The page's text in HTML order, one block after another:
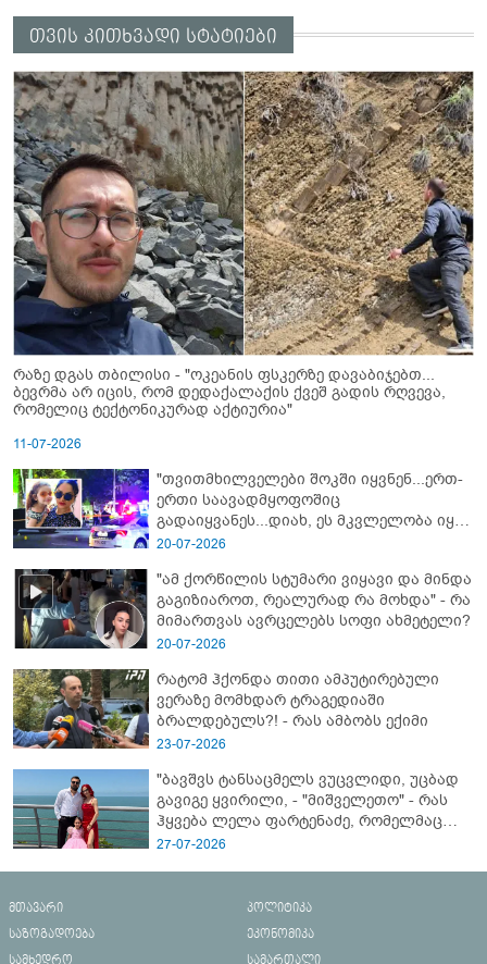
თვის კითხვადი სტატიები
რაზე დგას თბილისი - "ოკეანის ფსკერზე დავაბიჯებთ...
ბევრმა არ იცის, რომ დედაქალაქის ქვეშ გადის რღვევა,
რომელიც ტექტონიკურად აქტიურია"
11-07-2026
"თვითმხილველები შოკში იყვნენ...ერთ-
ერთი საავადმყოფოშიც
გადაიყვანეს...დიახ, ეს მკვლელობა იყო"
- გორში დატრიალებული ტრაგედიის
20-07-2026
"ამ ქორწილის სტუმარი ვიყავი და მინდა
გაგიზიაროთ, რეალურად რა მოხდა" - რა
მიმართვას ავრცელებს სოფი ახმეტელი?
20-07-2026
რატომ ჰქონდა თითი ამპუტირებული
ვერაზე მომხდარ ტრაგედიაში
ბრალდებულს?! - რას ამბობს ექიმი
23-07-2026
"ბავშვს ტანსაცმელს ვუცვლიდი, უცბად
გავიგე ყვირილი, - "მიშველეთო" - რას
ჰყვება ლელა ფარტენაძე, რომელმაც
ბათუმში 16 წლის ბიჭი ზღვაში
27-07-2026
მთავარი
პოლიტიკა
საზოგადოება
ეკონომიკა
სამხედრო
სამართალი